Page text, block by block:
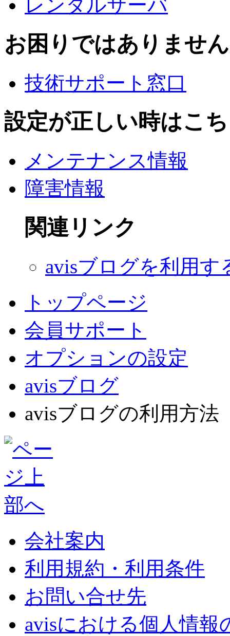
レンタルサーバ
お困りではありませ
技術サポート窓口
設定が正しい時はこ
メンテナンス情報
障害情報
関連リンク
avisブログを利用す
トップページ
会員サポート
オプションの設定
avisブログ
avisブログの利用方法
会社案内
利用規約・利用条件
お問い合せ先
avisにおける個人情